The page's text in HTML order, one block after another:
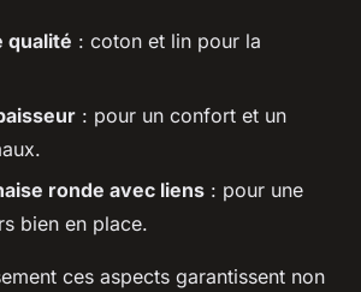
qualité : coton et lin pour la
: pour un confort et un
ronde avec liens : pour une
bien en place.
ces aspects garantissent non